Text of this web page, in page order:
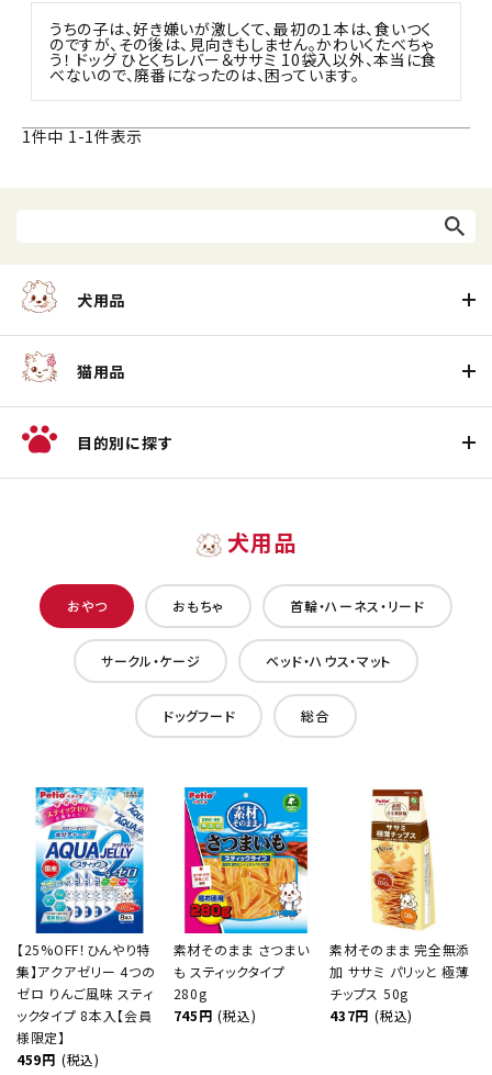
うちの子は、好き嫌いが激しくて、最初の１本は、食いつく
のですが、その後は、見向きもしません。かわいくたべちゃ
う！ ドッグ ひとくちレバー＆ササミ 10袋入以外、本当に食
べないので、廃番になったのは、困っています。
1件中1-1件表示
犬用品
猫用品
目的別に探す
犬用品
おやつ おもちゃ 首輪・ハーネス・リード
サークル・ケージ ベッド・ハウス・マット
ドッグフード 総合
【25%OFF！ひんやり特
集】アクアゼリー 4つの
ゼロ りんご風味 スティ
ックタイプ 8本入【会員
様限定】
459円 (税込)
素材そのまま さつまい
も スティックタイプ
280g
745円 (税込)
素材そのまま 完全無添
加 ササミ パリッと 極薄
チップス 50g
437円 (税込)